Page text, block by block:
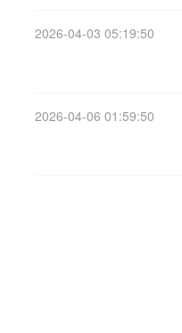
2026-04-03 05:19:50
2026-04-06 01:59:50